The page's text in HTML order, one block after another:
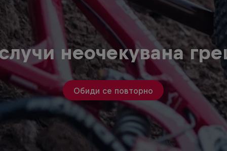
неочекувана
Обиди се повторно